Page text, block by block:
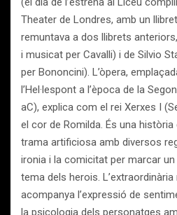
Theater de Londres, amb un
remuntava a dos llibrets
i musicat per Cavalli) i de Silvio
per Bononcini). L’òpera,
l’Hel·lespont a l’època de la
aC), explica com el rei Xerxes I
el cor de Romilda. És una història
trama artificiosa amb diversos
ironia i la comicitat per marcar
tema dels herois.
acompanya l’expressió de
la psicologia dels personatges